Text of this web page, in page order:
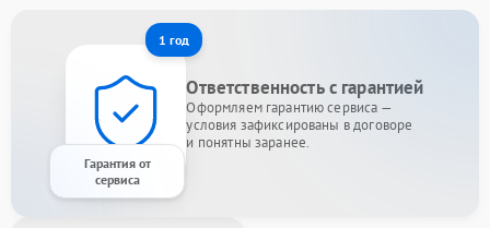
1 год
Гарантия от
сервиса
Ответственность с гарантией
Оформляем гарантию сервиса —
условия зафиксированы в договоре
и понятны заранее.